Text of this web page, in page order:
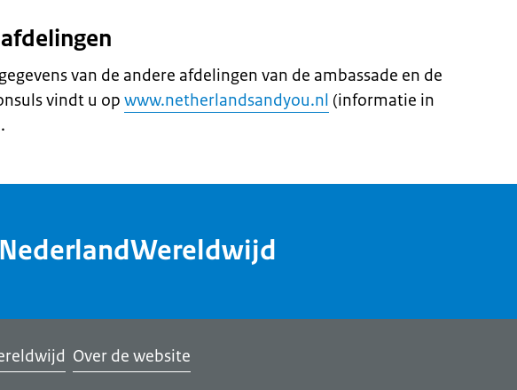
van de andere afdelingen van de ambassade en de
vindt u op www.netherlandsandyou.nl (informatie in
NederlandWereldwijd
Over de website